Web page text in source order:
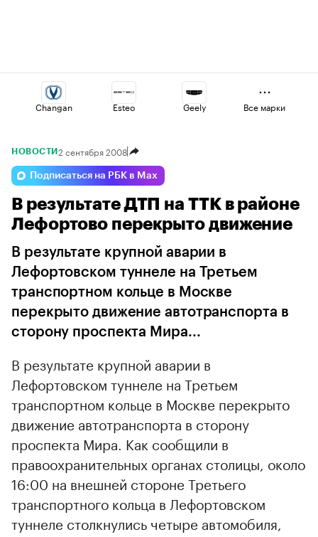
Changan Esteo Geely
Omoda Jaecoo
Volga Lada Voyah
Все марки
НОВОСТИ 2 сентября 2008
Подписаться на РБК в Max
В результате ДТП на ТТК в районе
Лефортово перекрыто движение
В результате крупной аварии в
Лефортовском туннеле на Третьем
транспортном кольце в Москве
перекрыто движение автотранспорта в
сторону проспекта Мира...
В результате крупной аварии в
Лефортовском туннеле на Третьем
транспортном кольце в Москве перекрыто
движение автотранспорта в сторону
проспекта Мира. Как сообщили в
правоохранительных органах столицы, около
16:00 на внешней стороне Третьего
транспортного кольца в Лефортовском
туннеле столкнулись четыре автомобиля,